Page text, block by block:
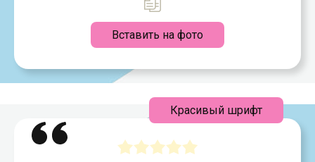
Вставить на фото
Красивый шрифт